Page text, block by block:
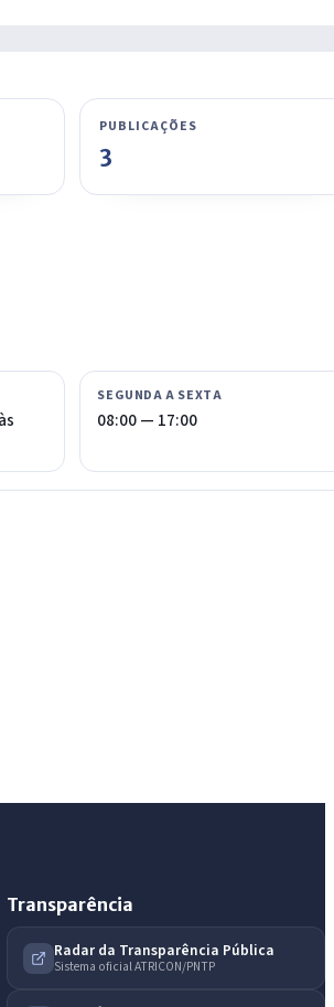
PUBLICAÇÕES
3
SEGUNDA A SEXTA
08:00 — 17:00
Transparência
Radar da Transparência Pública
Sistema oficial ATRICON/PNTP